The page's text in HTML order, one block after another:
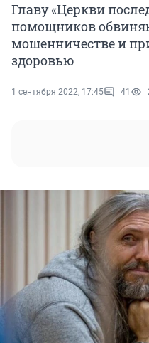
Главу «Церкви
помощников
мошенничестве и
здоровью
1 сентября 2022, 17:45 41